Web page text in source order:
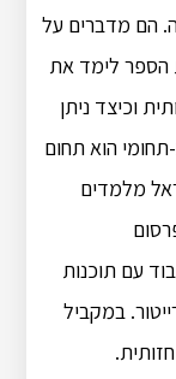
הם מדברים על
הספר לימד את
וכיצד ניתן
הוא תחום
מלמדים
עם תוכנות
במקביל